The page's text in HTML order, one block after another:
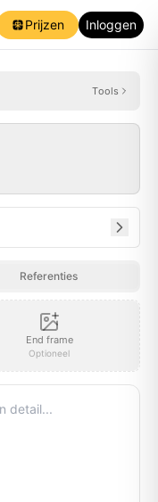
Prijzen Inloggen
Tools
Referenties
End frame
Optioneel